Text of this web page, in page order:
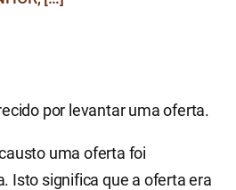
por levantar uma oferta.
uma oferta foi
Isto significa que a oferta era